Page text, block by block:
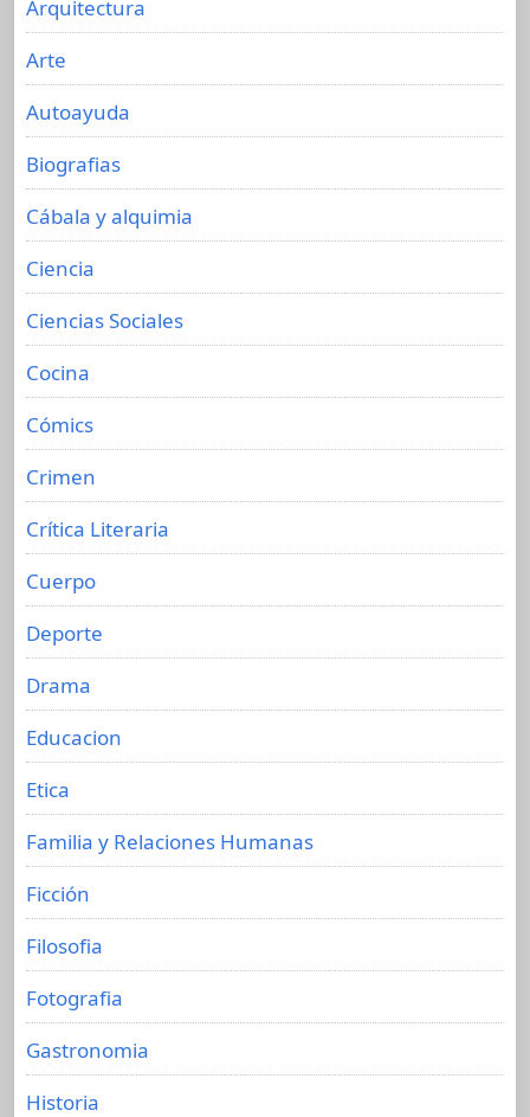
Arquitectura
Arte
Autoayuda
Biografias
Cábala y alquimia
Ciencia
Ciencias Sociales
Cocina
Cómics
Crimen
Crítica Literaria
Cuerpo
Deporte
Drama
Educacion
Etica
Familia y Relaciones Humanas
Ficción
Filosofia
Fotografia
Gastronomia
Historia